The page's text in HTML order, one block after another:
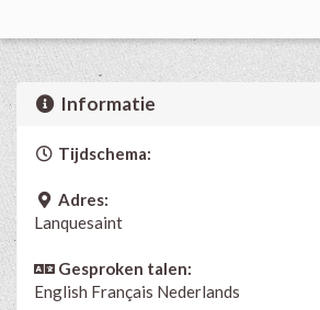
Informatie
Tijdschema:
Adres:
Lanquesaint
Gesproken talen:
English Français Nederlands